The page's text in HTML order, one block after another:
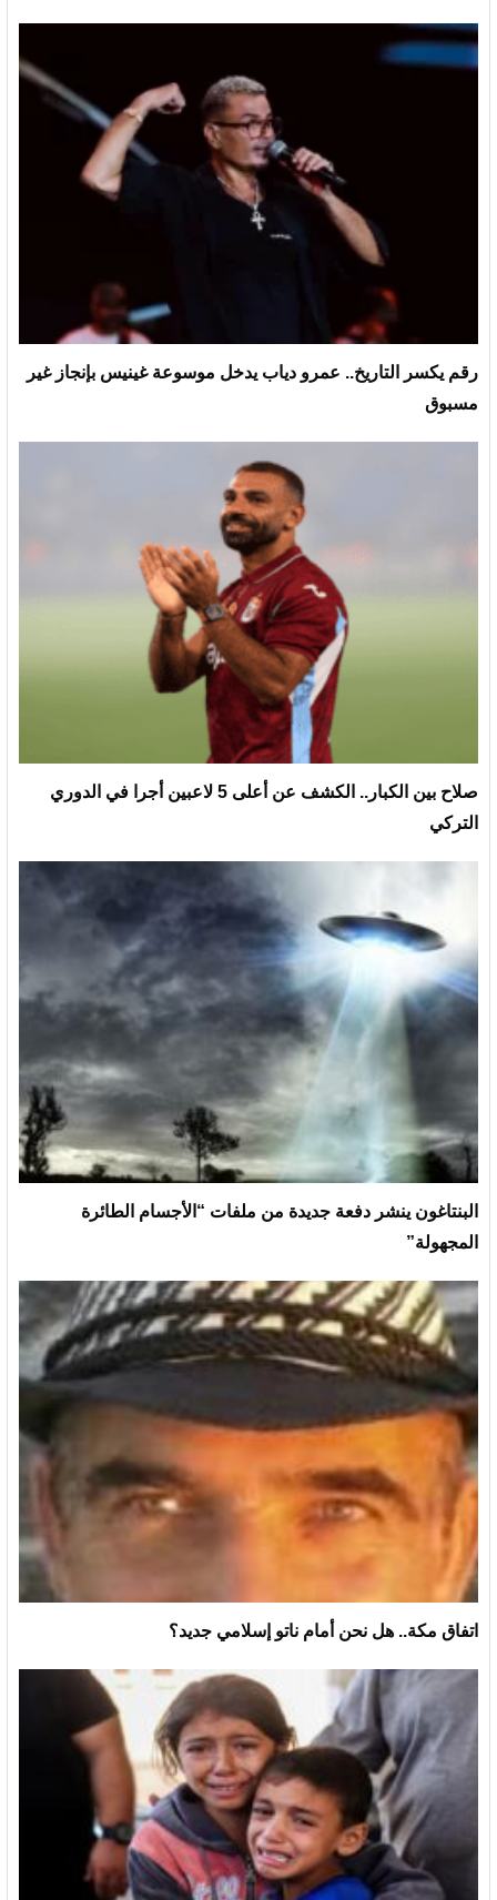
رقم يكسر التاريخ.. عمرو دياب يدخل موسوعة غينيس بإنجاز غير
مسبوق
صلاح بين الكبار.. الكشف عن أعلى 5 لاعبين أجرا في الدوري
التركي
البنتاغون ينشر دفعة جديدة من ملفات “الأجسام الطائرة
المجهولة”
اتفاق مكة.. هل نحن أمام ناتو إسلامي جديد؟